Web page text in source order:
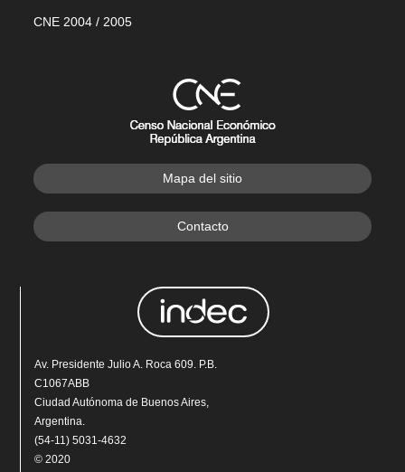
CNE 2004 / 2005
Mapa del sitio
Contacto
Av. Presidente Julio A. Roca 609. P.B.
C1067ABB
Ciudad Autónoma de Buenos Aires,
Argentina.
(54-11) 5031-4632
© 2020